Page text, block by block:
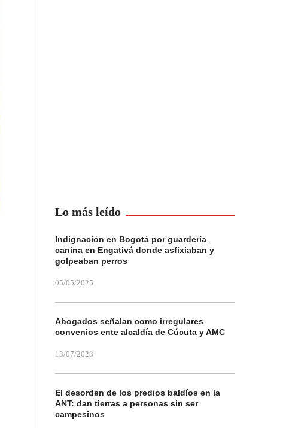
Lo más leído
Indignación en Bogotá por guardería
canina en Engativá donde asfixiaban y
golpeaban perros
05/05/2025
Abogados señalan como irregulares
convenios ente alcaldía de Cúcuta y AMC
13/07/2023
El desorden de los predios baldíos en la
ANT: dan tierras a personas sin ser
campesinos